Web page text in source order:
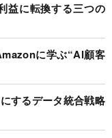
益に転換する三つの
に学ぶ“AI顧客
するデータ統合戦略